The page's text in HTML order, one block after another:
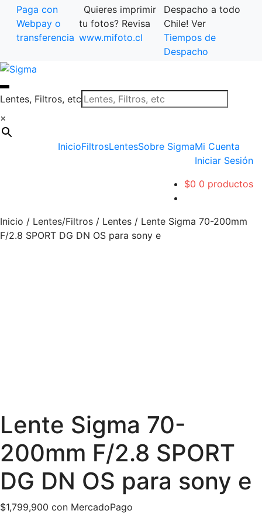
Paga con
Webpay o
transferencia
Quieres imprimir
tu fotos? Revisa
www.mifoto.cl
Despacho a todo
Chile! Ver
Tiempos de
Despacho
Ir
la
Saltar
contenido
Lentes, Filtros, etc
×
InicioFiltrosLentesSobre SigmaMi Cuenta
Iniciar Sesión
$0 0 productos
Inicio / Lentes/Filtros / Lentes / Lente Sigma 70-200mm
F/2.8 SPORT DG DN OS para sony e
Lente Sigma 70-
200mm F/2.8 SPORT
DG DN OS para sony e
$1,799,900 con MercadoPago